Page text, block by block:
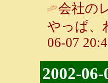
会社の
やっぱ
06-07
2002-